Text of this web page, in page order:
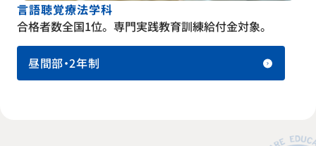
言語聴覚療法学科
合格者数全国1位。専門実践教育訓練給付金対象。
昼間部・2年制